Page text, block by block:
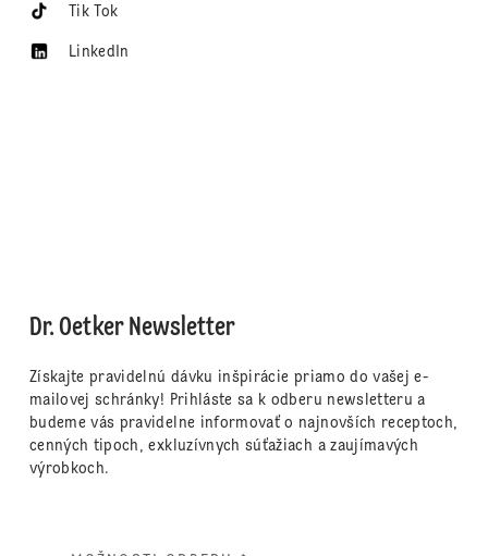
Tik Tok
LinkedIn
Dr. Oetker Newsletter
Získajte pravidelnú dávku inšpirácie priamo do vašej e-
mailovej schránky! Prihláste sa k odberu newsletteru a
budeme vás pravidelne informovať o najnovších receptoch,
cenných tipoch, exkluzívnych súťažiach a zaujímavých
výrobkoch.